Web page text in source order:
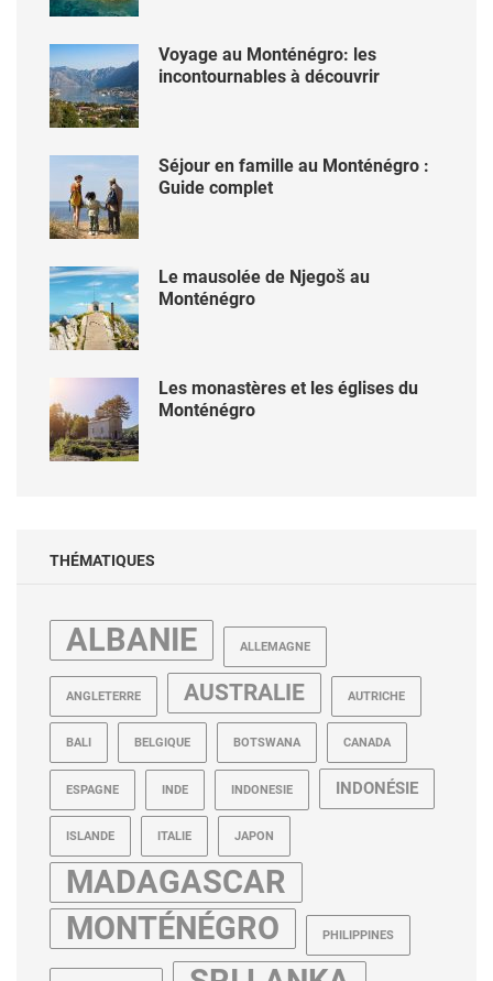
Voyage au Monténégro: les
incontournables à découvrir
Séjour en famille au Monténégro :
Guide complet
Le mausolée de Njegoš au
Monténégro
Les monastères et les églises du
Monténégro
THÉMATIQUES
ALBANIE ALLEMAGNE
ANGLETERRE AUSTRALIE AUTRICHE
BALI BELGIQUE BOTSWANA CANADA
ESPAGNE INDE INDONESIE INDONÉSIE
ISLANDE ITALIE JAPON
MADAGASCAR
MONTÉNÉGRO
PHILIPPINES